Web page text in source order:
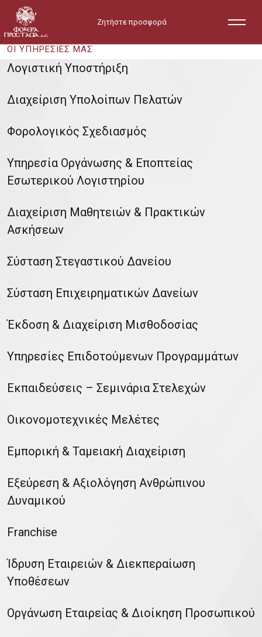
Ζητήστε προσφορά
ΟΙ ΥΠΗΡΕΣΙΕΣ ΜΑΣ
Λογιστική Υποστήριξη
Διαχείριση Υπολοίπων Πελατών
Φορολογικός Σχεδιασμός
Υπηρεσία Οργάνωσης & Εποπτείας
Εσωτερικού Λογιστηρίου
Διαχείριση Μαθητειών & Πρακτικών
Ασκήσεων
Σύσταση Στεγαστικού Δανείου
Σύσταση Επιχειρηματικών Δανείων
Έκδοση & Διαχείριση Μισθοδοσίας
Υπηρεσίες Επιδοτούμενων Προγραμμάτων
Εκπαιδεύσεις – Σεμινάρια Στελεχών
Οικονομοτεχνικές Μελέτες
Εμπορική & Ταμειακή Διαχείριση
Εξεύρεση & Αξιολόγηση Ανθρώπινου
Δυναμικού
Franchise
Ίδρυση Εταιρειών & Διεκπεραίωση
Υποθέσεων
Οργάνωση Εταιρείας & Διοίκηση Προσωπικού